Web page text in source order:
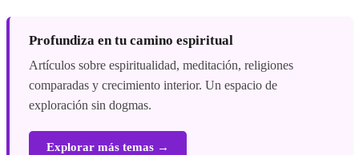
Profundiza en tu camino espiritual
Artículos sobre espiritualidad, meditación, religiones
comparadas y crecimiento interior. Un espacio de
exploración sin dogmas.
Explorar más temas →